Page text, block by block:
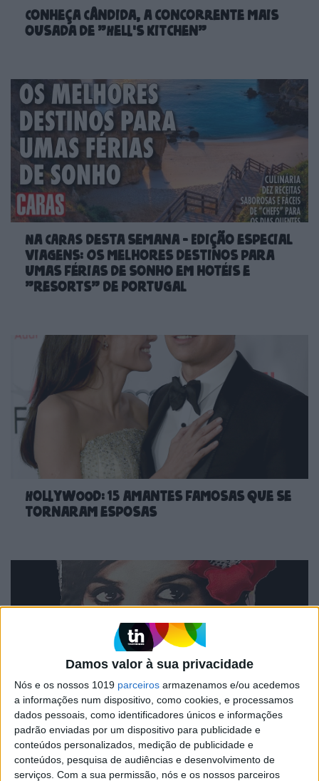
Damos valor à sua privacidade
Nós e os nossos 1019 parceiros armazenamos e/ou acedemos
a informações num dispositivo, como cookies, e processamos
dados pessoais, como identificadores únicos e informações
padrão enviadas por um dispositivo para publicidade e
conteúdos personalizados, medição de publicidade e
conteúdos, pesquisa de audiências e desenvolvimento de
serviços. Com a sua permissão, nós e os nossos parceiros
Conheça Cândida, a concorrente mais
ousada de "Hell's Kitchen"
Na CARAS desta semana - Edição especial
viagens: Os melhores destinos para
umas férias de sonho em hotéis e
"resorts" de Portugal
Hollywood: 15 amantes famosas que se
tornaram esposas
CARAS Decoração: Cromática, uma
coleção desenhada por Pedro
Almodóvar